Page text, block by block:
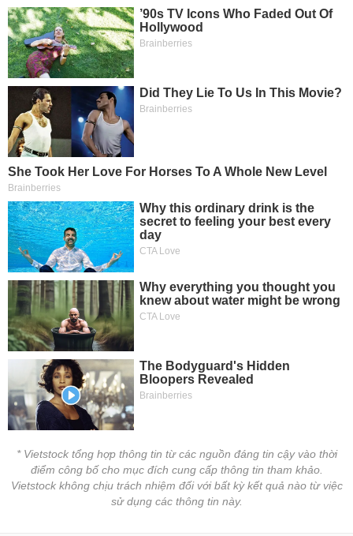
* Vietstock tổng hợp thông tin từ các nguồn đáng tin cậy vào thời
điểm công bố cho mục đích cung cấp thông tin tham khảo.
Vietstock không chịu trách nhiệm đối với bất kỳ kết quả nào từ việc
sử dụng các thông tin này.